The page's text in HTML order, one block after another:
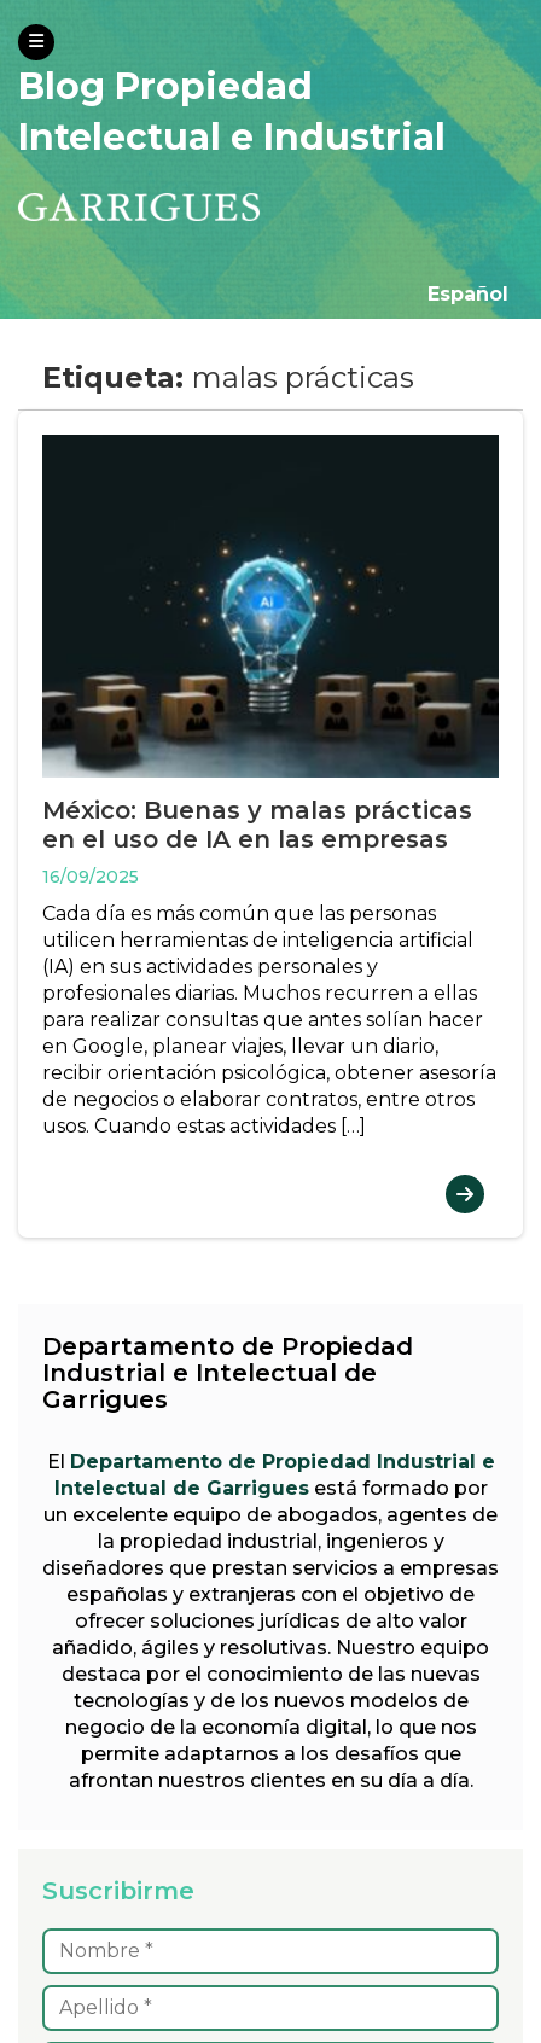
Blog Propiedad
Intelectual e Industrial
Español
Etiqueta: malas prácticas
México: Buenas y malas prácticas
en el uso de IA en las empresas
16/09/2025
Cada día es más común que las personas
utilicen herramientas de inteligencia artificial
(IA) en sus actividades personales y
profesionales diarias. Muchos recurren a ellas
para realizar consultas que antes solían hacer
en Google, planear viajes, llevar un diario,
recibir orientación psicológica, obtener asesoría
de negocios o elaborar contratos, entre otros
usos. Cuando estas actividades […]
Departamento de Propiedad
Industrial e Intelectual de
Garrigues
El Departamento de Propiedad Industrial e
Intelectual de Garriguesestá formado por
un excelente equipo de abogados, agentes de
la propiedad industrial, ingenieros y
diseñadores que prestan servicios a empresas
españolas y extranjeras con el objetivo de
ofrecer soluciones jurídicas de alto valor
añadido, ágiles y resolutivas. Nuestro equipo
destaca por el conocimiento de las nuevas
tecnologías y de los nuevos modelos de
negocio de la economía digital, lo que nos
permite adaptarnos a los desafíos que
afrontan nuestros clientes en su día a día.
Suscribirme